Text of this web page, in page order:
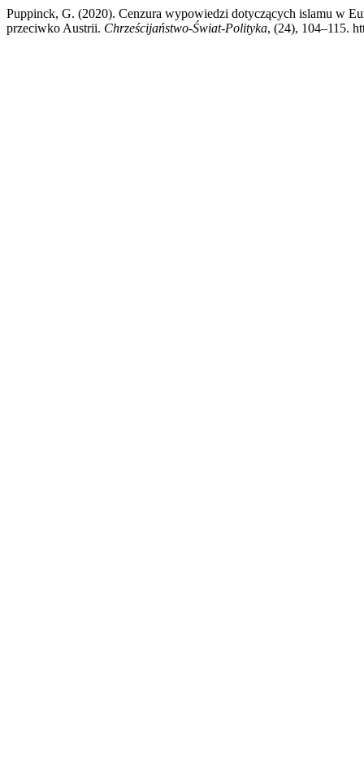
Puppinck, G. (2020). Cenzura wypowiedzi dotyczących islamu w
przeciwko Austrii. Chrześcijaństwo-Świat-Polityka, (24), 104–115.